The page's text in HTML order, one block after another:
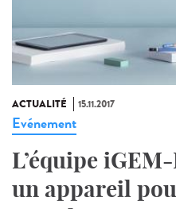
ACTUALITÉ 15.11.2017
Evénement
L’équipe
un appareil